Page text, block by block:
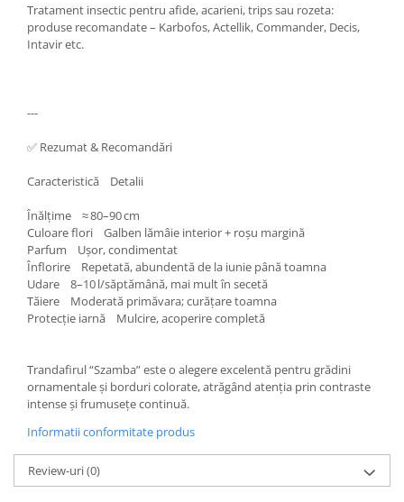
Tratament insectic pentru afide, acarieni, trips sau rozeta:
produse recomandate – Karbofos, Actellik, Commander, Decis,
Intavir etc.
---
✅ Rezumat & Recomandări
Caracteristică Detalii
Înălțime ≈ 80–90 cm
Culoare flori Galben lămâie interior + roșu margină
Parfum Ușor, condimentat
Înflorire Repetată, abundentă de la iunie până toamna
Udare 8–10 l/săptămână, mai mult în secetă
Tăiere Moderată primăvara; curățare toamna
Protecție iarnă Mulcire, acoperire completă
Trandafirul “Szamba” este o alegere excelentă pentru grădini
ornamentale și borduri colorate, atrăgând atenția prin contraste
intense și frumusețe continuă.
Informatii conformitate produs
Review-uri(0)